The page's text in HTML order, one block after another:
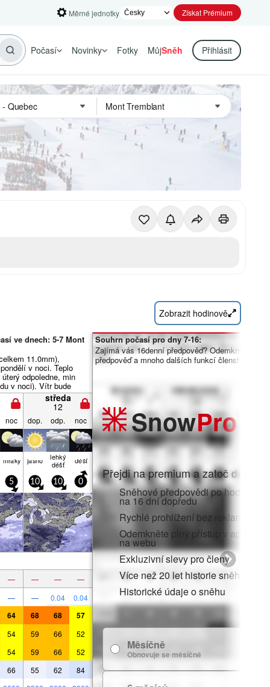
Měrné jednotky Získat Prémium
Počasí Novinky Fotky MůjSněh Přihlásit
Zobrazit hodinově
ve dnech: 5-7 Mont
11.0mm),
v noci. Teplo
úterý odpoledne, min
v noci). Vítr bude
středa
12
noc dop. odp. noc
mraky jasno lehký
déšť déšť
5 10 10 0
— — — —
— — 0.04 0.04
64 68 68 57
54 59 66 52
54 59 66 52
66 55 62 84
Souhrn počasí pro dny 7-16:
Zajímá vás 16denní předpověď? Odemkněte
předpověď a mnoho dalších funkcí členstvím Pro.
SnowPro
Přejdi na premium a zatoč do:
Sněhové předpovědi po hodinách
na 16 dní dopředu
Rychlé prohlížení bez reklam
Odemkněte plný přístup v aplikaci i
na webu
Exkluzivní slevy pro členy
Více než 20 let historie sněhu
Historické údaje o sněhu
Měsíčně
Obnovuje se měsíčně